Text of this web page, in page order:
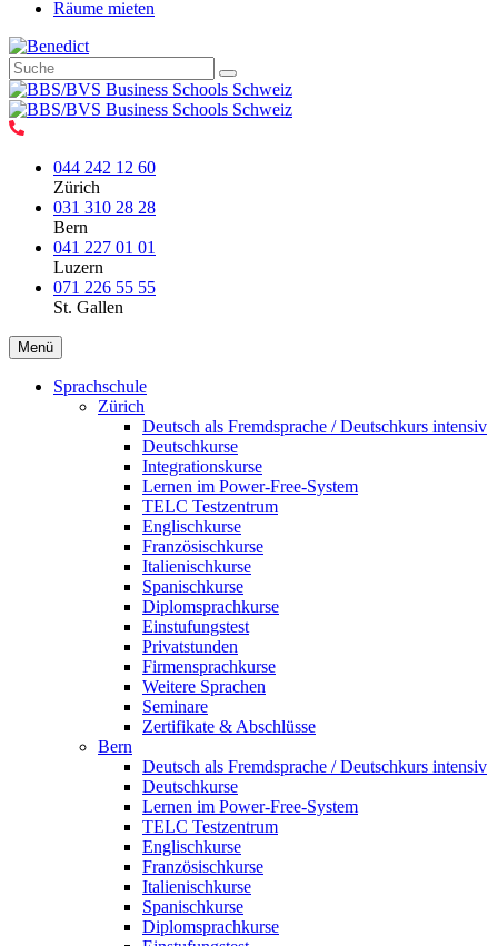
Räume mieten
044 242 12 60
Zürich
031 310 28 28
Bern
041 227 01 01
Luzern
071 226 55 55
St. Gallen
Menü
Sprachschule
Zürich
Deutsch als Fremdsprache / Deutschkurs intensiv
Deutschkurse
Integrationskurse
Lernen im Power-Free-System
TELC Testzentrum
Englischkurse
Französischkurse
Italienischkurse
Spanischkurse
Diplomsprachkurse
Einstufungstest
Privatstunden
Firmensprachkurse
Weitere Sprachen
Seminare
Zertifikate & Abschlüsse
Bern
Deutsch als Fremdsprache / Deutschkurs intensiv
Deutschkurse
Lernen im Power-Free-System
TELC Testzentrum
Englischkurse
Französischkurse
Italienischkurse
Spanischkurse
Diplomsprachkurse